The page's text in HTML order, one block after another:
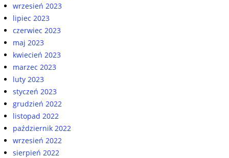
wrzesień 2023
lipiec 2023
czerwiec 2023
maj 2023
kwiecień 2023
marzec 2023
luty 2023
styczeń 2023
grudzień 2022
listopad 2022
październik 2022
wrzesień 2022
sierpień 2022